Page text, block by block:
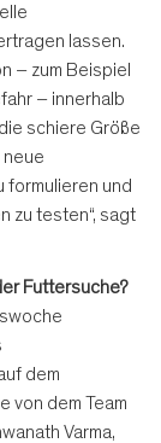
lassen.
– zum Beispiel
– innerhalb
schiere Größe
neue
formulieren und
zu testen“, sagt
Futtersuche?
dem
von dem Team
Varma,